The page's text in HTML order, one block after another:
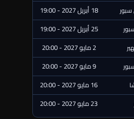
سبور 18 أبريل 2027 - 19:00
25 أبريل 2027 - 19:00
2 مايو 2027 - 20:00
9 مايو 2027 - 20:00
16 مايو 2027 - 20:00
23 مايو 2027 - 20:00